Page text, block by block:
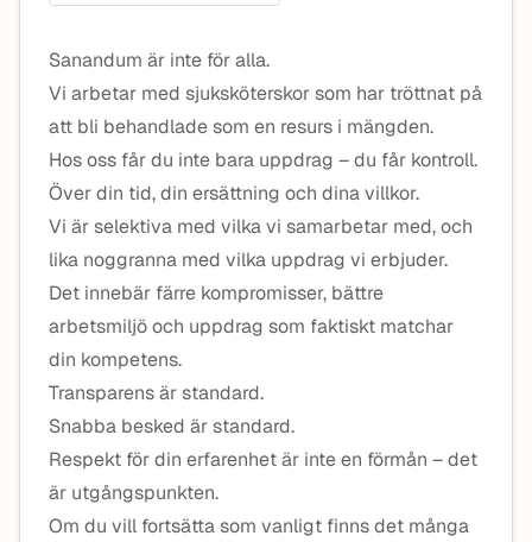
Sanandum är inte för alla.
Vi arbetar med sjuksköterskor som har tröttnat på
att bli behandlade som en resurs i mängden.
Hos oss får du inte bara uppdrag – du får kontroll.
Över din tid, din ersättning och dina villkor.
Vi är selektiva med vilka vi samarbetar med, och
lika noggranna med vilka uppdrag vi erbjuder.
Det innebär färre kompromisser, bättre
arbetsmiljö och uppdrag som faktiskt matchar
din kompetens.
Transparens är standard.
Snabba besked är standard.
Respekt för din erfarenhet är inte en förmån – det
är utgångspunkten.
Om du vill fortsätta som vanligt finns det många